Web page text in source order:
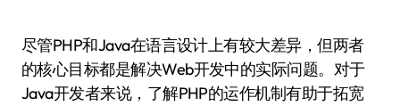
尽管PHP和Java在语言设计上有较大差异，但两者
的核心目标都是解决Web开发中的实际问题。对于
Java开发者来说，了解PHP的运作机制有助于拓宽